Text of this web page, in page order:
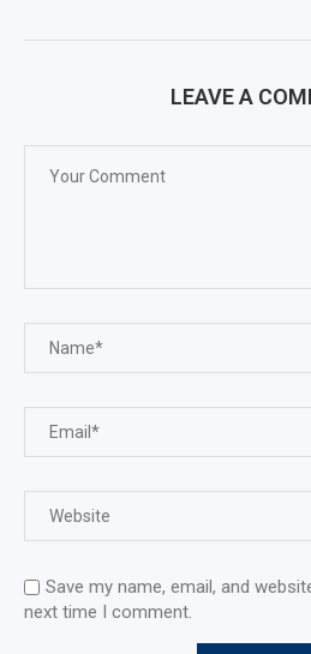
LEAVE A
Save my name, email, and
next time I comment.